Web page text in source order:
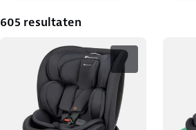
605 resultaten